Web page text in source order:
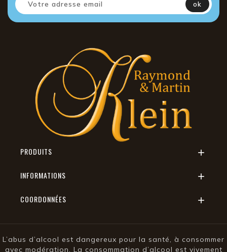
PRODUITS 
INFORMATIONS 
COORDONNÉES 
L’abus d’alcool est dangereux pour la santé, à consommer
avec modération. La consommation d’alcool est vivement